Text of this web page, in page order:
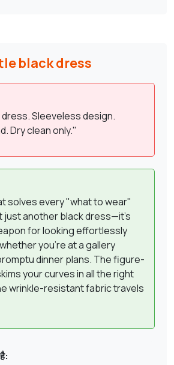
black dress
Sleeveless design.
Dry clean only."
solves every "what to wear"
just another black dress—it's
for looking effortlessly
you're at a gallery
dinner plans. The figure-
your curves in all the right
wrinkle-resistant fabric travels